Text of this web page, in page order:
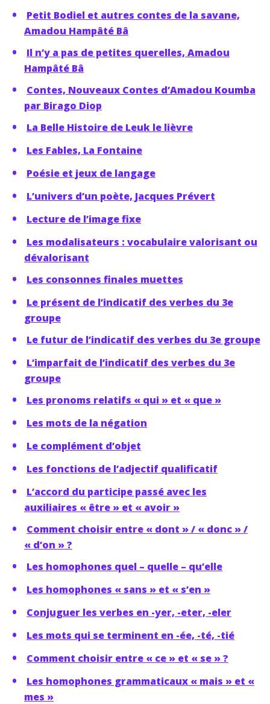
Petit Bodiel et autres contes de la savane,
Amadou Hampâté Bâ
Il n’y a pas de petites querelles, Amadou
Hampâté Bâ
Contes, Nouveaux Contes d’Amadou Koumba
par Birago Diop
La Belle Histoire de Leuk le lièvre
Les Fables, La Fontaine
Poésie et jeux de langage
L’univers d’un poète, Jacques Prévert
Lecture de l’image fixe
Les modalisateurs : vocabulaire valorisant ou
dévalorisant
Les consonnes finales muettes
Le présent de l’indicatif des verbes du 3e
groupe
Le futur de l’indicatif des verbes du 3e groupe
L’imparfait de l’indicatif des verbes du 3e
groupe
Les pronoms relatifs « qui » et « que »
Les mots de la négation
Le complément d’objet
Les fonctions de l’adjectif qualificatif
L’accord du participe passé avec les
auxiliaires « être » et « avoir »
Comment choisir entre « dont » / « donc » /
« d’on » ?
Les homophones quel – quelle – qu’elle
Les homophones « sans » et « s’en »
Conjuguer les verbes en -yer, -eter, -eler
Les mots qui se terminent en -ée, -té, -tié
Comment choisir entre « ce » et « se » ?
Les homophones grammaticaux « mais » et «
mes »